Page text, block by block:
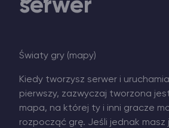
serwer
Światy gry (mapy)
Kiedy tworzysz serwer i
pierwszy, zazwyczaj tworzona
mapa, na której ty i inni gracze
rozpocząć grę. Jeśli jednak masz